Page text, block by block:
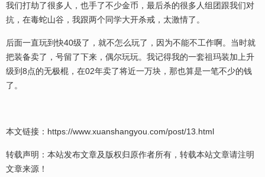
我们打劫了很多人，也手了不少金币，最后杀的很多人组团跟我们对
抗，在毒蛇山谷，我跟两个同学大开杀戒，太激情了。
后面一直玩到快40级了，就不怎么玩了，因为不能不工作啊。当时就
把装备卖了，号留了下来，偶尔玩玩。我记得我的一套祖玛装加上升
级到8点的无极棍，在02年卖了将近一万块，那也算是一笔不少的钱
了。
本文链接： https://www.xuanshangyou.com/post/13.html
转载声明：本站发布文章及版权归原作者所有，转载本站文章请注明
文章来源！